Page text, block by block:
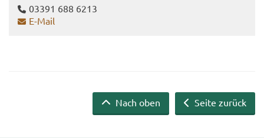
03391 688 6213
E-​Mail
Seite zurück
Nach oben